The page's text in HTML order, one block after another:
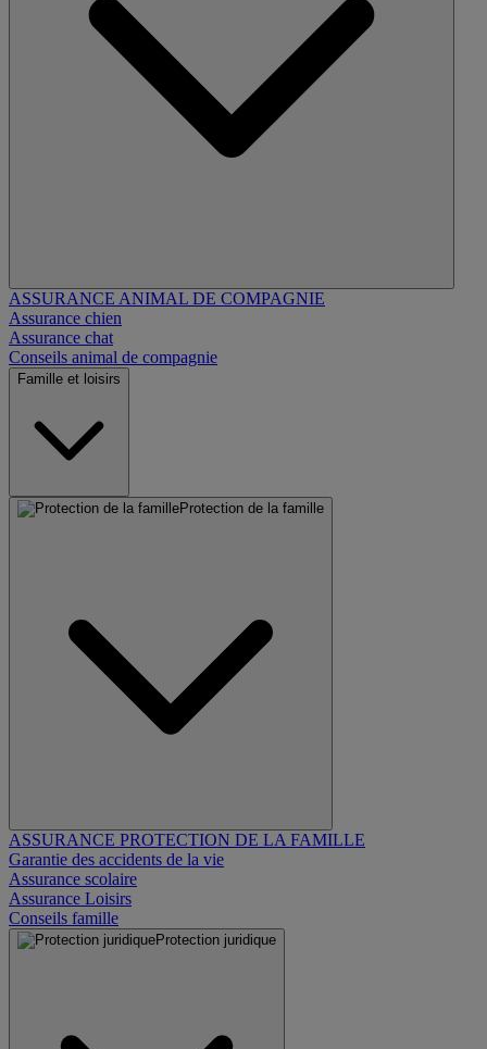
ASSURANCE ANIMAL DE COMPAGNIE
Assurance chien
Assurance chat
Conseils animal de compagnie
Famille et loisirs
Protection de la famille
ASSURANCE PROTECTION DE LA FAMILLE
Garantie des accidents de la vie
Assurance scolaire
Assurance Loisirs
Conseils famille
Protection juridique